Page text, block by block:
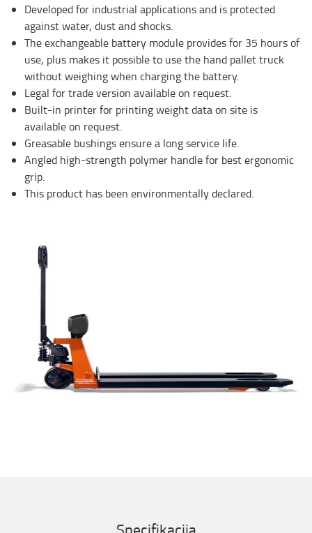
Developed for industrial applications and is protected
against water, dust and shocks.
The exchangeable battery module provides for 35 hours of
use, plus makes it possible to use the hand pallet truck
without weighing when charging the battery.
Legal for trade version available on request.
Built-in printer for printing weight data on site is
available on request.
Greasable bushings ensure a long service life.
Angled high-strength polymer handle for best ergonomic
grip.
This product has been environmentally declared.